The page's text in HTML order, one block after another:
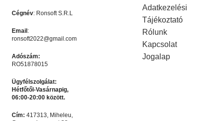
Professional Plus
Cégnév: Ronsoft S.R.L
Email :
ronsoft2022@gmail.com
Adószám:
RO51878015
Ügyfélszolgálat:
Hétfőtől-Vasárnapig,
06:00-20:00 között.
Cím: 417313, Miheleu,
Adatkezelési
Tájékoztató
Rólunk
Kapcsolat
Jogalap